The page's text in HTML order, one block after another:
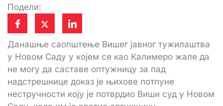
Подели:
Данашње саопштење Вишег јавног тужилаштва
у Новом Саду у којем се као Калимеро жале да
не могу да саставе оптужницу за пад
надстрешнице доказ је њихове потпуне
нестручности коју је потврдио Виши суд у Новом